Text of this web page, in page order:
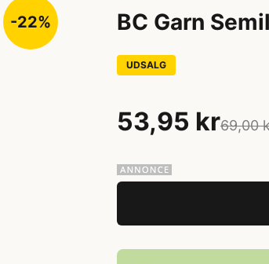
-22% BC Garn
UDSALG
53,95 kr69,00